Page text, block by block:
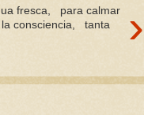
›
fresca, para calmar
consciencia, tanta